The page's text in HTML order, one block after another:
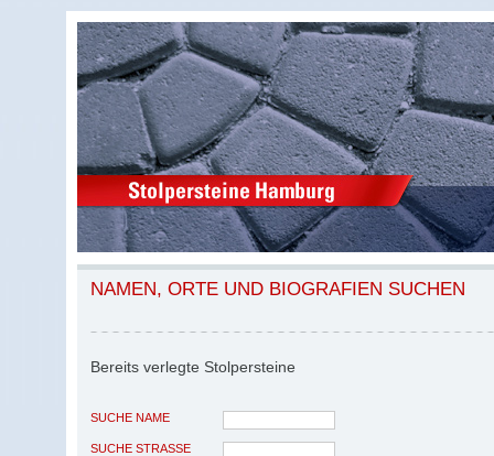
NAMEN, ORTE UND BIOGRAFIEN SUCHEN
Bereits verlegte Stolpersteine
SUCHE NAME
SUCHE STRASSE